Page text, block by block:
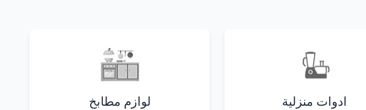
ادوات منزلية لوازم مطابخ